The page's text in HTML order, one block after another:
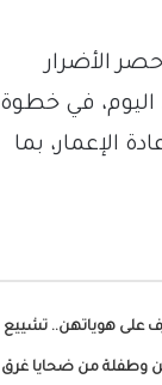
الأضرار
اليوم، في خطوة
الإعمار، بما
على هوياتهن.. تشييع
وطفلة من ضحايا غرق